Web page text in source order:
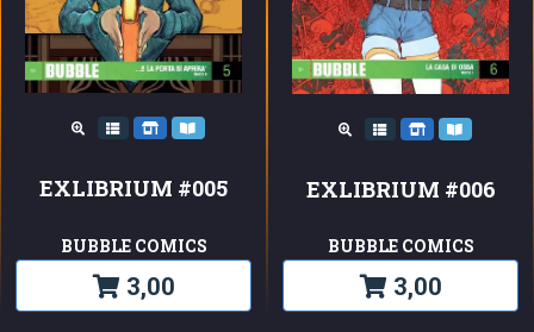
EXLIBRIUM #005
BUBBLE COMICS
3,00
EXLIBRIUM #006
BUBBLE COMICS
3,00